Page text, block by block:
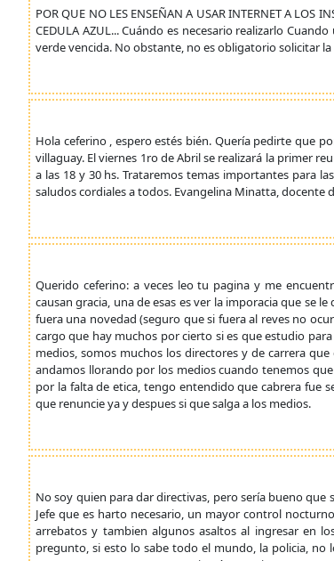
POR QUE NO LES ENSEÑAN A USAR INTERNET A LOS
CEDULA AZUL... Cuándo es necesario realizarlo
verde vencida. No obstante, no es obligatorio solicitar
Hola ceferino , espero estés bién. Quería pedirte que
villaguay. El viernes 1ro de Abril se realizará la primer
a las 18 y 30 hs. Trataremos temas importantes para
saludos cordiales a todos. Evangelina Minatta, docente
Querido ceferino: a veces leo tu pagina y me
causan gracia, una de esas es ver la imporacia que se
fuera una novedad (seguro que si fuera al reves no
cargo que hay muchos por cierto si es que estudio
medios, somos muchos los directores y de carrera
andamos llorando por los medios cuando tenemos
por la falta de etica, tengo entendido que cabrera fue
que renuncie ya y despues si que salga a los medios.
No soy quien para dar directivas, pero sería bueno
Jefe que es harto necesario, un mayor control
arrebatos y tambien algunos asaltos al ingresar en
pregunto, si esto lo sabe todo el mundo, la policia, no